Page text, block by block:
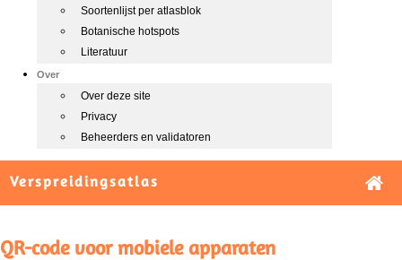
Soortenlijst per atlasblok
Botanische hotspots
Literatuur
Over
Over deze site
Privacy
Beheerders en validatoren
Verspreidingsatlas
QR-code voor mobiele apparaten